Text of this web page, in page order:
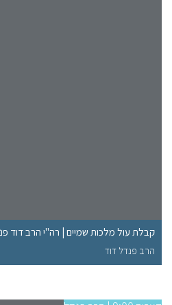
קבלת עול מלכות שמיים | רה"י הרב דוד
הרב פנדל דוד